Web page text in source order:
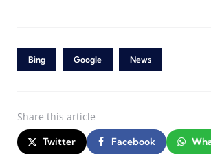
Bing Google News
Share this article
Twitter Facebook